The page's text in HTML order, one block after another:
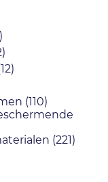
(110)
(221)